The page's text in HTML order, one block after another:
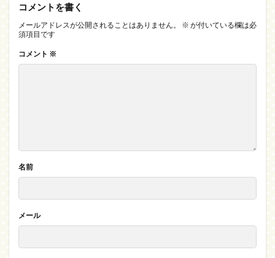
コメントを書く
メールアドレスが公開されることはありません。 ※ が付いている欄は必
須項目です
コメント ※
名前
メール